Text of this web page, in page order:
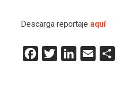
Descarga reportaje aquí
Facebook
Twitter LinkedInEmail